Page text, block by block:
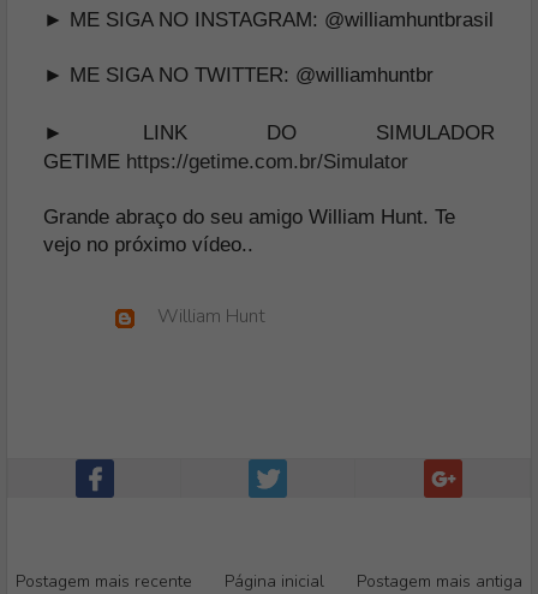
► ME SIGA NO INSTAGRAM: @williamhuntbrasil
► ME SIGA NO TWITTER: @williamhuntbr
► LINK DO SIMULADOR
GETIME https://getime.com.br/Simulator
Grande abraço do seu amigo William Hunt. Te
vejo no próximo vídeo..
William Hunt
Postagem mais recente Página inicial Postagem mais antiga